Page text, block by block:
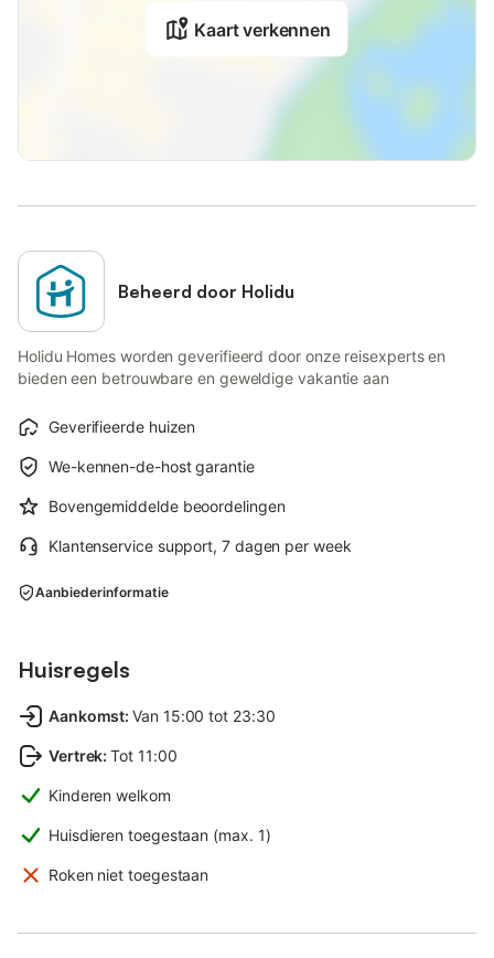
Kaart verkennen
Beheerd door Holidu
Holidu Homes worden geverifieerd door onze reisexperts en
bieden een betrouwbare en geweldige vakantie aan
Geverifieerde huizen
We-kennen-de-host garantie
Bovengemiddelde beoordelingen
Klantenservice support, 7 dagen per week
Aanbiederinformatie
Huisregels
Aankomst: Van 15:00 tot 23:30
Vertrek: Tot 11:00
Kinderen welkom
Huisdieren toegestaan (max. 1)
Roken niet toegestaan